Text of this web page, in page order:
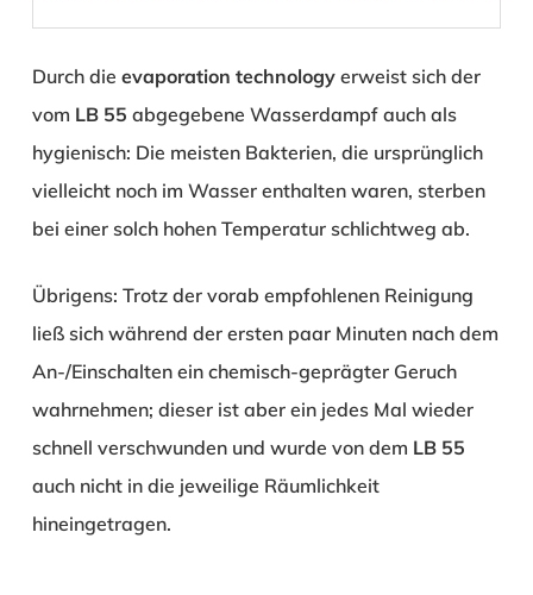
Durch die evaporation technologyerweist sich der
vom LB 55 abgegebene Wasserdampf auch als
hygienisch: Die meisten Bakterien, die ursprünglich
vielleicht noch im Wasser enthalten waren, sterben
bei einer solch hohen Temperatur schlichtweg ab.
Übrigens: Trotz der vorab empfohlenen Reinigung
ließ sich während der ersten paar Minuten nach dem
An-/Einschalten ein chemisch-geprägter Geruch
wahrnehmen; dieser ist aber ein jedes Mal wieder
schnell verschwunden und wurde von dem LB 55
auch nicht in die jeweilige Räumlichkeit
hineingetragen.